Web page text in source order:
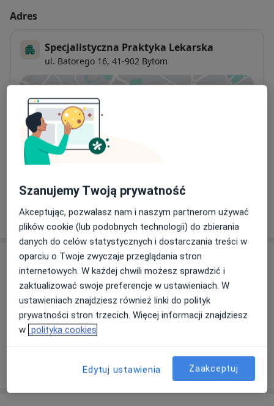
Adres
Specjalistyczna Praktyka Lekarska
ul. Batorego 16, 41-902 Bytom
Dostępność
W tym gabinecie nie można umawiać wizyt przez
internet
Co mam zrobić w tej sytuacji?
Pokaż więcej
o adresie
Ubezpieczenia - brak akceptowanych
Ten specjalista przyjmuje wyłącznie pacjentów
prywatnych. Możesz opłacić wizytę samodzielnie lub
znaleźć innego specjalistę, który akceptuje Twoje
ubezpieczenie.
Szukaj specjalistów według ubezpieczenia
Szanujemy Twoją prywatność
Akceptując, pozwalasz nam i naszym partnerom używać
plików cookie (lub podobnych technologii) do zbierania
danych do celów statystycznych i dostarczania treści w
oparciu o Twoje zwyczaje przeglądania stron
internetowych. W każdej chwili możesz sprawdzić i
zaktualizować swoje preferencje w ustawieniach. W
ustawieniach znajdziesz również linki do polityk
prywatności stron trzecich. Więcej informacji znajdziesz
w polityka cookies
Edytuj ustawienia Zaakceptuj